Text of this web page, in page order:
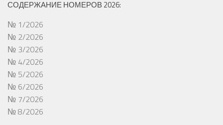
СОДЕРЖАНИЕ НОМЕРОВ 2026:
№ 1/2026
№ 2/2026
№ 3/2026
№ 4/2026
№ 5/2026
№ 6/2026
№ 7/2026
№ 8/2026